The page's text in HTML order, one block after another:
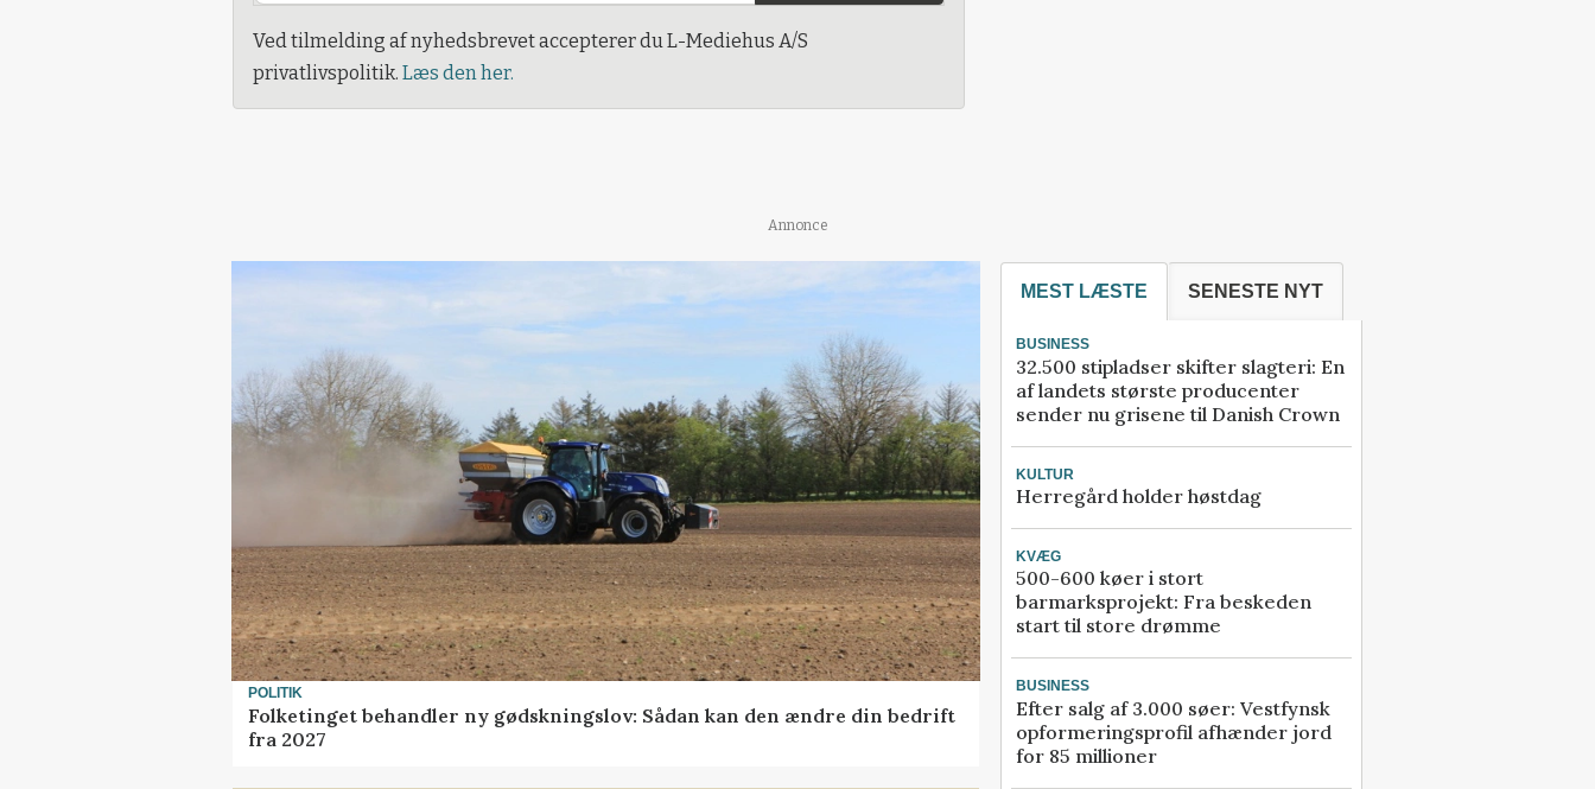
Ved tilmelding af nyhedsbrevet accepterer du L-Mediehus A/S
privatlivspolitik. Læs den her.
Annonce
POLITIK
Folketinget behandler ny gødskningslov: Sådan kan den ændre din bedrift
fra 2027
MEST LÆSTE SENESTE NYT
BUSINESS
32.500 stipladser skifter slagteri: En
af landets største producenter
sender nu grisene til Danish Crown
KULTUR
Herregård holder høstdag
KVÆG
500-600 køer i stort
barmarksprojekt: Fra beskeden
start til store drømme
BUSINESS
Efter salg af 3.000 søer: Vestfynsk
opformeringsprofil afhænder jord
for 85 millioner